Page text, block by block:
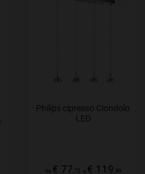
Philips cipresso Ciondolo
LED
da € 77 ,72 a € 119 ,99